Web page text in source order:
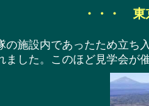
・・・ 東
施設内であったため立ち
ました。このほど見学会が